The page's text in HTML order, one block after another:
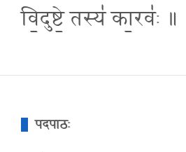
वि॒दुष्टे॒ तस्य॑ का॒रवः॑ ॥
पदपाठः